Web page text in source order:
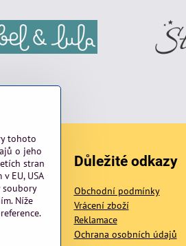
Důležité odkazy
Obchodní podmínky
Vrácení zboží
Reklamace
Ochrana osobních údajů
tohoto
o jeho
stran
EU, USA
soubory
Níže